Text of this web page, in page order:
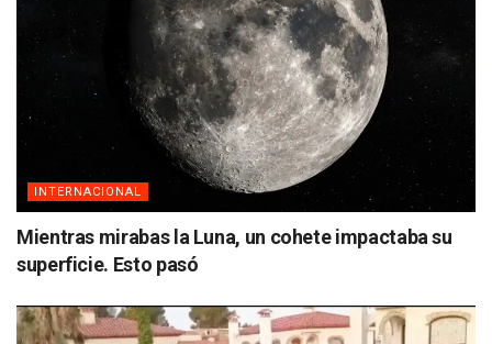
INTERNACIONAL
Mientras mirabas la Luna, un cohete impactaba su
superficie. Esto pasó